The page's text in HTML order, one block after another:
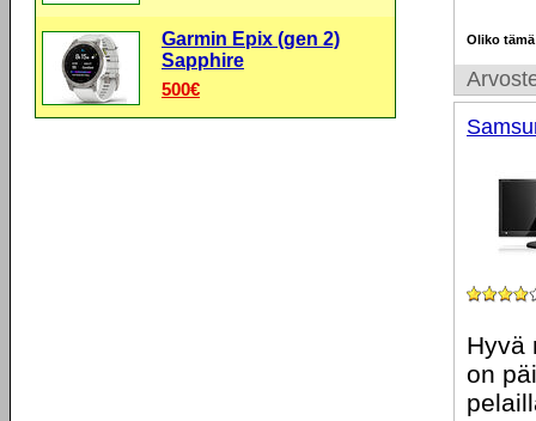
Oliko
Hyvä
on
Garmin Epix (gen 2)
Sapphire
500€